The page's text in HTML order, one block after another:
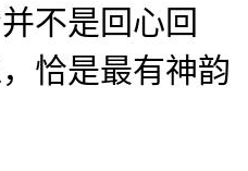
不是回心回
恰是最有神韵